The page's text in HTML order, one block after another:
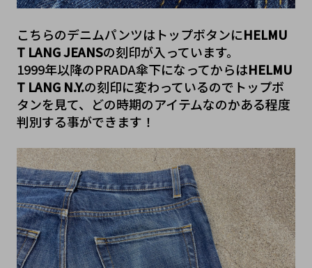
こちらのデニムパンツはトップボタンにHELMU
T LANG JEANSの刻印が入っています。
1999年以降のPRADA傘下になってからはHELMU
T LANG N.Y.の刻印に変わっているのでトップボ
タンを見て、どの時期のアイテムなのかある程度
判別する事ができます！